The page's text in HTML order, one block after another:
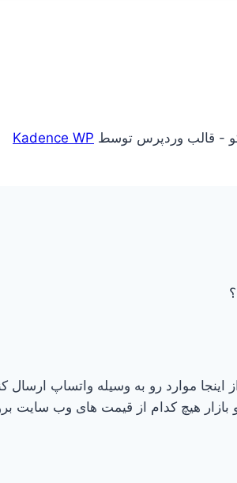
Kadence WP
اینجا موارد رو به وسیله واتساپ ارسال
بازار هیچ کدام از قیمت های وب سایت